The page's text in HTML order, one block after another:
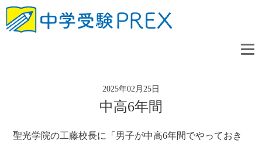
2025年02月25日
中高6年間
聖光学院の工藤校長に「男子が中高6年間でやっておき